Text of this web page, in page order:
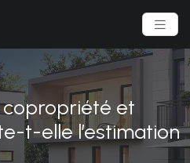
copropriété et
t-elle l’estimation